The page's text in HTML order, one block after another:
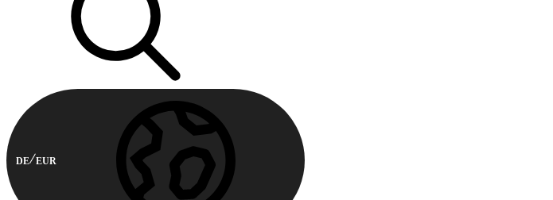
DE EUR